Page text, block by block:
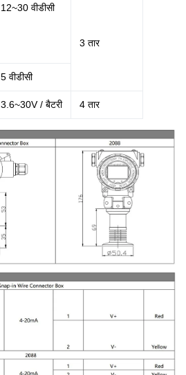
12~30 वीडीसी
3 तार
5 वीडीसी
3.6~30V / बैटरी 4 तार